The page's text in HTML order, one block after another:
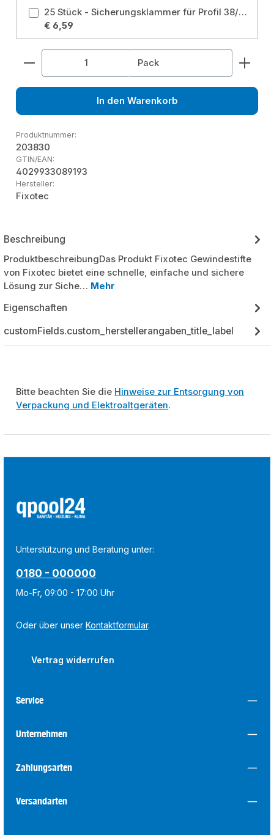
25 Stück - Sicherungsklammer für Profil 38/40 M12 verzinkt Größe: 38/40 - M12
€ 6,59
Produkt Anzahl: Gib den gewünschten Wert
Pack
In den Warenkorb
Produktnummer:
203830
GTIN/EAN:
4029933089193
Hersteller:
Fixotec
Beschreibung
ProduktbeschreibungDas Produkt Fixotec Gewindestifte
von Fixotec bietet eine schnelle, einfache und sichere
Lösung zur Siche… Mehr
Eigenschaften
customFields.custom_herstellerangaben_title_label
Bitte beachten Sie die Hinweise zur Entsorgung von
Verpackung und Elektroaltgeräten.
Unterstützung und Beratung unter:
0180 - 000000
Mo-Fr, 09:00 - 17:00 Uhr
Oder über unserKontaktformular.
Vertrag widerrufen
Service
Unternehmen
Zahlungsarten
Versandarten